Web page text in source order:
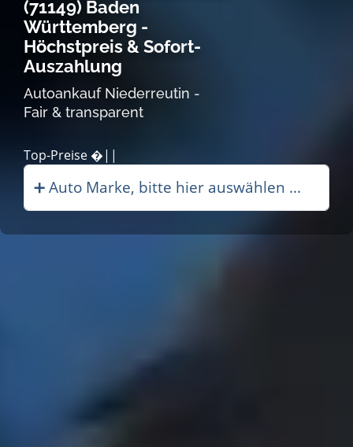
(71149) Baden
Württemberg -
Höchstpreis & Sofort-
Auszahlung
Autoankauf Niederreutin -
Fair & transparent
Autoa|